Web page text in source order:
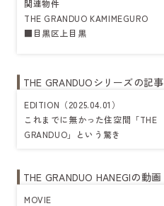
関連物件
THE GRANDUO KAMIMEGURO
■目黒区上目黒
THE GRANDUOシリーズの記事
EDITION（2025.04.01）
これまでに無かった住空間「THE
GRANDUO」という驚き
THE GRANDUO HANEGIの動画
MOVIE